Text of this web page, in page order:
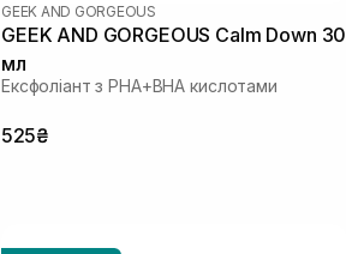
GEEK AND GORGEOUS
GEEK AND GORGEOUS Calm Down 30
мл
Ексфоліант з PHA+BHA кислотами
525₴